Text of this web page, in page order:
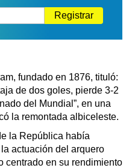
Registrar
fundado en 1876, tituló:
de dos goles, pierde 3-2
del Mundial”, en una
la remontada albiceleste.
la República había
actuación del arquero
centrado en su rendimiento